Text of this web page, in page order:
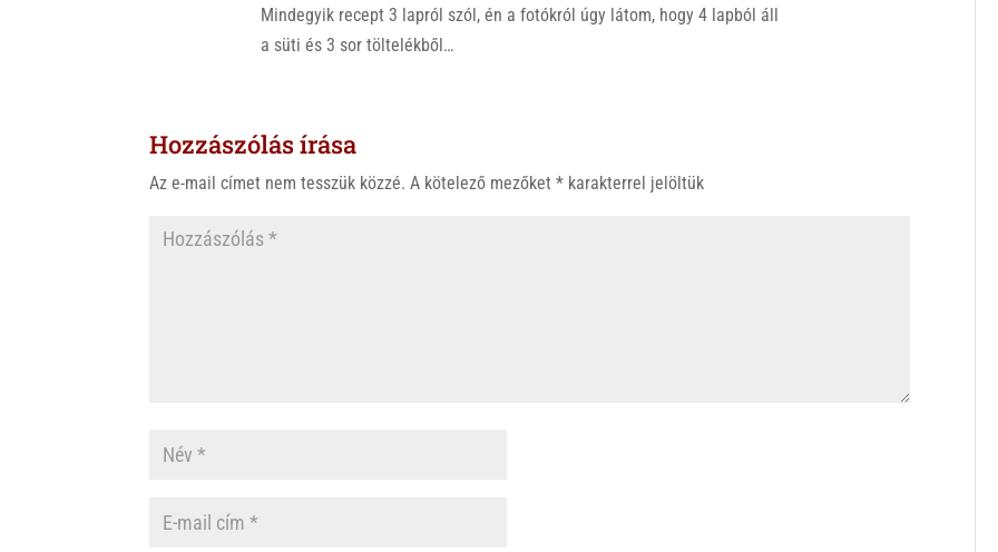
Mindegyik recept 3 lapról szól, én a fotókról úgy látom, hogy 4 lapból áll
a süti és 3 sor töltelékből…
Hozzászólás írása
Az e-mail címet nem tesszük közzé. A kötelező mezőket* karakterrel jelöltük